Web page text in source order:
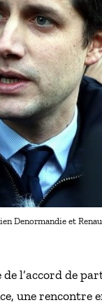
Denormandie et
l’accord de
une